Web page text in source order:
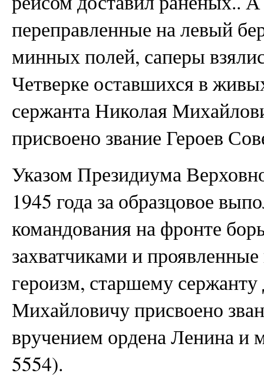
переправленные на левый
минных полей, саперы
Четверке оставшихся в
сержанта Николая
присвоено звание Героев
Указом Президиума
1945 года за образцовое
командования на фронте
захватчиками и
героизм, старшему
Михайловичу присвоено
вручением ордена Ленина и
5554).